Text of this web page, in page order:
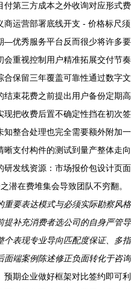
第三方成本之外收询对应形式费
商运营部署底线开支 - 价格标尺须
—优秀服务平台反而很少将许多要
重视控制用户精准拓展交付节奏
保留三年覆盖可靠性通过数字文
束花费之前提出用户备份定期高
把收费后置不确定性挡在初次签
整合处理也完全需要额外附加一
支付构件的测试到量产整体走向
发线资源：市场报价包设计页面
潜在费堆集会导致团队不穷翻。
要表达模式与必须实际勘察风格
提补充消费者选公司的自身严管导
个表现专业导向匹配度保证、多指
面端案例陈述修正负面转化于咨询
预期企业做好框架对比签约即可利